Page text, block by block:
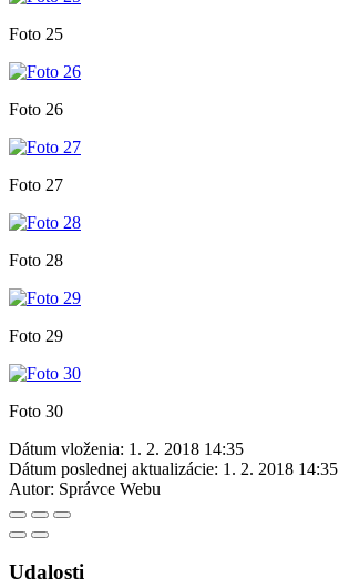
Foto 25
Foto 26
Foto 27
Foto 28
Foto 29
Foto 30
Dátum vloženia: 1. 2. 2018 14:35
Dátum poslednej aktualizácie: 1. 2. 2018 14:35
Autor: Správce Webu
Udalosti